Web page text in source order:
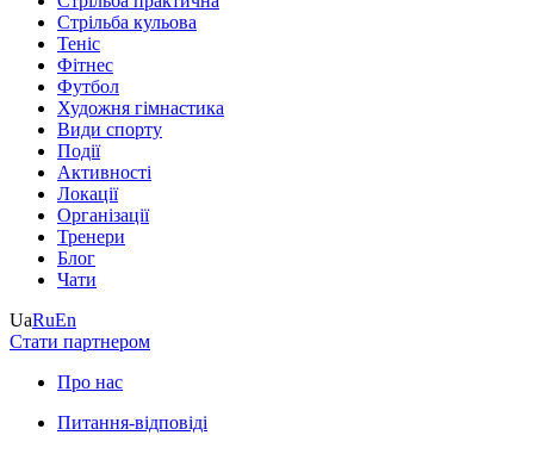
Стрільба кульова
Теніс
Фітнес
Футбол
Художня гімнастика
Види спорту
Події
Активності
Локації
Організації
Тренери
Блог
Чати
UaRuEn
Стати партнером
Про нас
Питання-відповіді